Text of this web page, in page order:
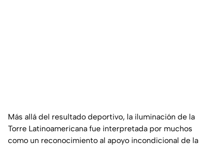
Más allá del resultado deportivo, la iluminación de la
Torre Latinoamericana fue interpretada por muchos
como un reconocimiento al apoyo incondicional de la